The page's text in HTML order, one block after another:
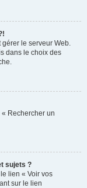
le serveur Web.
dans le choix des
Rechercher un
sujets ?
lien « Voir vos
sur le lien